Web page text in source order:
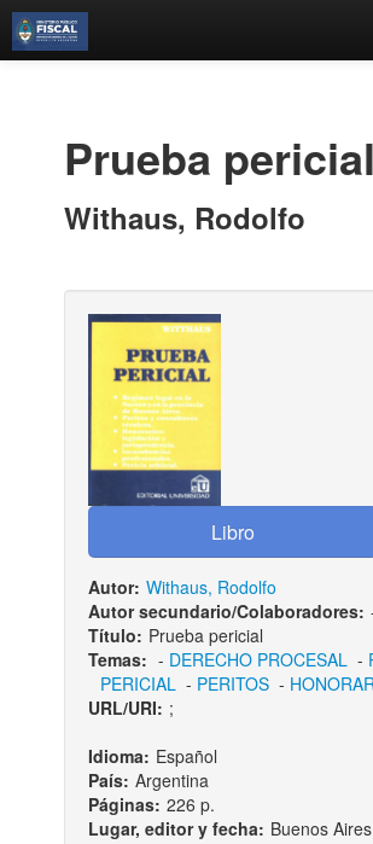
Estantes Virtuales
Contacto
Prueba pericial
Withaus, Rodolfo
Autor: Withaus, Rodolfo
Autor secundario/Colaboradores:
Título: Prueba pericial
Temas: - DERECHO PROCESAL-
PERICIAL- PERITOS-
URL/URI: ;
Idioma: Español
País: Argentina
Páginas: 226 p.
Lugar, editor y fecha: Buenos